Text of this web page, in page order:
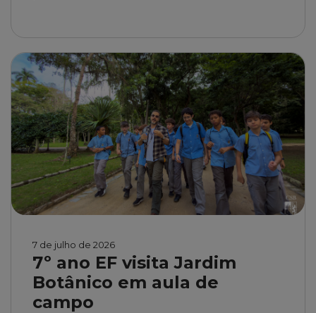
7 de julho de 2026
7º ano EF visita Jardim
Botânico em aula de
campo